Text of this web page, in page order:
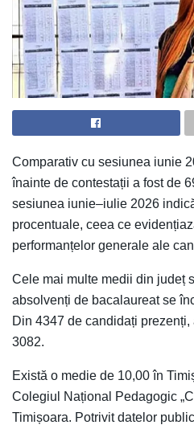
Comparativ cu sesiunea iunie
înainte de contestații a fost de
sesiunea iunie–iulie 2026
procentuale, ceea ce
performanțelor generale ale
Cele mai multe medii din județ
absolvenți de bacalaureat se
Din 4347 de candidați
3082.
Există o medie de 10,00 în
Colegiul Național Pedagogic
Timișoara. Potrivit datelor